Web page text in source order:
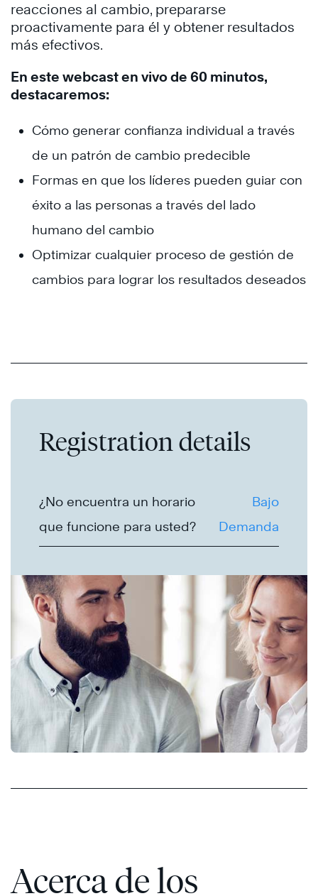
reacciones al cambio, prepararse
proactivamente para él y obtener resultados
más efectivos.
En este webcast en vivo de 60 minutos,
destacaremos:
Cómo generar confianza individual a través
de un patrón de cambio predecible
Formas en que los líderes pueden guiar con
éxito a las personas a través del lado
humano del cambio
Optimizar cualquier proceso de gestión de
cambios para lograr los resultados deseados
Registration details
¿No encuentra un horario
que funcione para usted?
Bajo
Demanda
Acerca de los